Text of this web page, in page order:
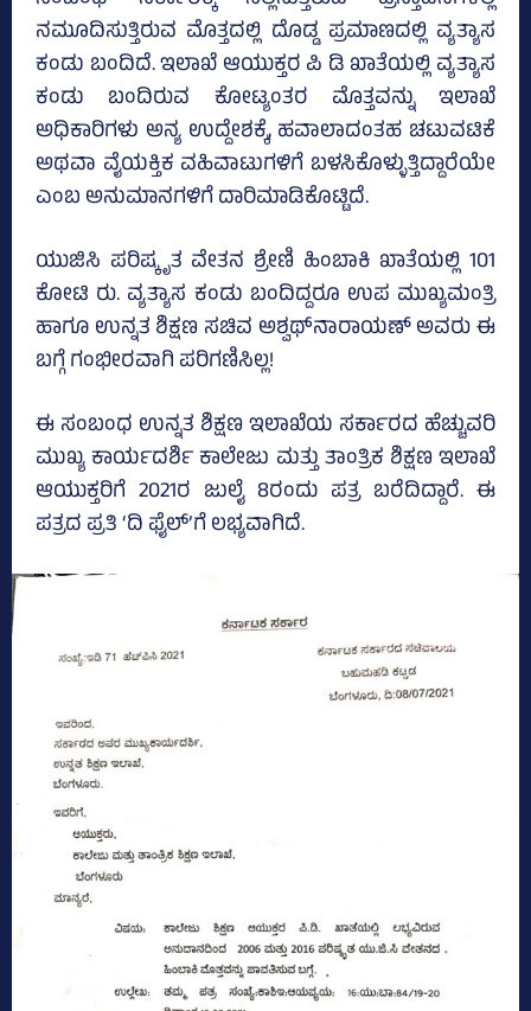
ನಮೂದಿಸುತ್ತಿರುವ ಮೊತ್ತದಲ್ಲಿ ದೊಡ್ಡ ಪ್ರಮಾಣದಲ್ಲಿ ವ್ಯತ್ಯಾಸ
ಕಂಡು ಬಂದಿದೆ. ಇಲಾಖೆ ಆಯುಕ್ತರ ಪಿ ಡಿ ಖಾತೆಯಲ್ಲಿ ವ್ಯತ್ಯಾಸ
ಕಂಡು ಬಂದಿರುವ ಕೋಟ್ಯಂತರ ಮೊತ್ತವನ್ನು ಇಲಾಖೆ
ಅಧಿಕಾರಿಗಳು ಅನ್ಯ ಉದ್ದೇಶಕ್ಕೆ, ಹವಾಲಾದಂತಹ ಚಟುವಟಿಕೆ
ಅಥವಾ ವೈಯಕ್ತಿಕ ವಹಿವಾಟುಗಳಿಗೆ ಬಳಸಿಕೊಳ್ಳುತ್ತಿದ್ದಾರೆಯೇ
ಎಂಬ ಅನುಮಾನಗಳಿಗೆ ದಾರಿಮಾಡಿಕೊಟ್ಟಿದೆ.
ಯುಜಿಸಿ ಪರಿಷ್ಕೃತ ವೇತನ ಶ್ರೇಣಿ ಹಿಂಬಾಕಿ ಖಾತೆಯಲ್ಲಿ 101
ಕೋಟಿ ರು. ವ್ಯತ್ಯಾಸ ಕಂಡು ಬಂದಿದ್ದರೂ ಉಪ ಮುಖ್ಯಮಂತ್ರಿ
ಹಾಗೂ ಉನ್ನತ ಶಿಕ್ಷಣ ಸಚಿವ ಅಶ್ವಥ್‌ನಾರಾಯಣ್‌ ಅವರು ಈ
ಬಗ್ಗೆ ಗಂಭೀರವಾಗಿ ಪರಿಗಣಿಸಿಲ್ಲ!
ಈ ಸಂಬಂಧ ಉನ್ನತ ಶಿಕ್ಷಣ ಇಲಾಖೆಯ ಸರ್ಕಾರದ ಹೆಚ್ಚುವರಿ
ಮುಖ್ಯ ಕಾರ್ಯದರ್ಶಿ ಕಾಲೇಜು ಮತ್ತು ತಾಂತ್ರಿಕ ಶಿಕ್ಷಣ ಇಲಾಖೆ
ಆಯುಕ್ತರಿಗೆ 2021ರ ಜುಲೈ 8ರಂದು ಪತ್ರ ಬರೆದಿದ್ದಾರೆ. ಈ
ಪತ್ರದ ಪ್ರತಿ ‘ದಿ ಫೈಲ್‌’ಗೆ ಲಭ್ಯವಾಗಿದೆ.